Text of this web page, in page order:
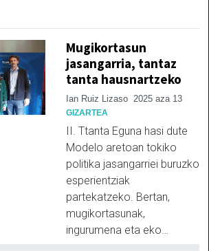
Mugikortasun
jasangarria, tantaz
tanta hausnartzeko
Ian Ruiz Lizaso 2025 aza 13
GIZARTEA
II. Ttanta Eguna hasi dute
Modelo aretoan tokiko
politika jasangarriei buruzko
esperientziak
partekatzeko. Bertan,
mugikortasunak,
ingurumena eta eko…